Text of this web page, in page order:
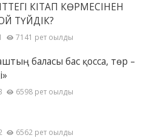
КІТАП КӨРМЕСІНЕН
ТҮЙДІК?
7141 рет оқылды
баласы бас қосса, төр –
6598 рет оқылды
6562 рет оқылды